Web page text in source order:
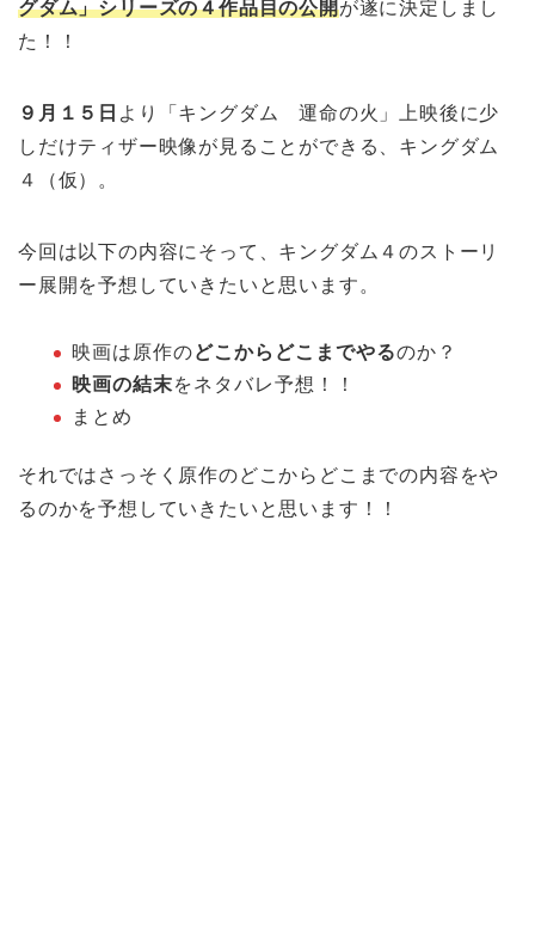
グダム」シリーズの４作品目の公開が遂に決定しまし
た！！
９月１５日 より「キングダム 運命の火」上映後に少
しだけティザー映像が見ることができる、キングダム
４（仮）。
今回は以下の内容にそって、キングダム４のストーリ
ー展開を予想していきたいと思います。
映画は原作のどこからどこまでやるのか？
映画の結末をネタバレ予想！！
まとめ
それではさっそく原作のどこからどこまでの内容をや
るのかを予想していきたいと思います！！